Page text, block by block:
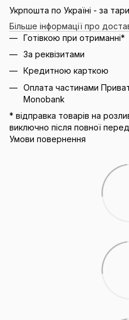
Укрпошта по Україні - за
Більше інформації про
Готівкою при отриманні*
За реквізитами
Кредитною карткою
Оплата частинами
Monobank
* відправка товарів на
виключно після повної
Умови повернення